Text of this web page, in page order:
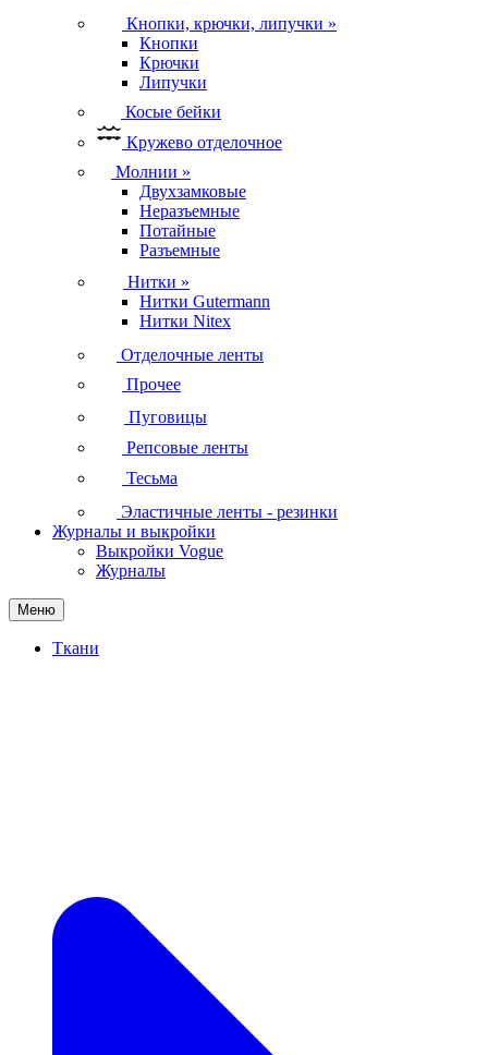
Кнопки, крючки, липучки »
Кнопки
Крючки
Липучки
Косые бейки
Кружево отделочное
Молнии »
Двухзамковые
Неразъемные
Потайные
Разъемные
Нитки »
Нитки Gutermann
Нитки Nitex
Отделочные ленты
Прочее
Пуговицы
Репсовые ленты
Тесьма
Эластичные ленты - резинки
Журналы и выкройки
Выкройки Vogue
Журналы
Меню
Ткани